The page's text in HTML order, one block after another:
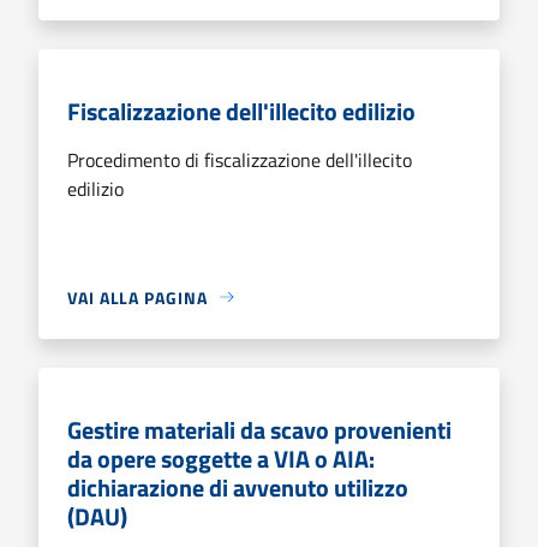
Fiscalizzazione dell'illecito edilizio
Procedimento di fiscalizzazione dell'illecito
edilizio
VAI ALLA PAGINA
Gestire materiali da scavo provenienti
da opere soggette a VIA o AIA:
dichiarazione di avvenuto utilizzo
(DAU)